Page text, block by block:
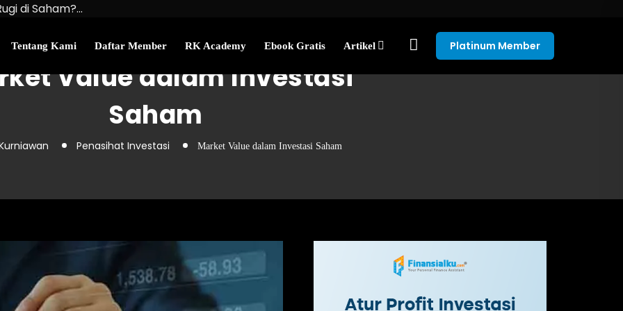
di Saham?…
Uang Perlu…
Tentang Kami Daftar Member RK Academy Ebook Gratis Artikel Platinum Member
Value dalam Investasi
Saham
Penasihat Investasi Market Value dalam Investasi Saham